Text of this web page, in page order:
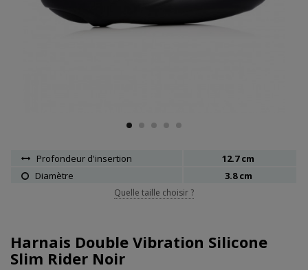
Profondeur d'insertion
12.7 cm
Diamètre
3.8 cm
Quelle taille choisir ?
Harnais Double Vibration Silicone
Slim Rider Noir